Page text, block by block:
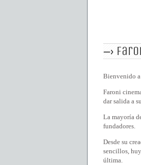
Bienvenido a
Faroni
dar salida a
La mayoría
fundadores.
Desde su
sencillos,
última.